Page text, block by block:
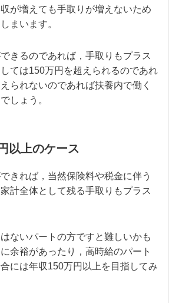
が増えても手取りが増えないため
まいます。
きるのであれば，手取りもプラス
ては150万円を超えられるのであれ
られないのであれば扶養内で働く
しょう。
以上のケース
きれば，当然保険料や税金に伴う
計全体として残る手取りもプラス
ないパートの方ですと難しいかも
余裕があったり，高時給のパート
には年収150万円以上を目指してみ